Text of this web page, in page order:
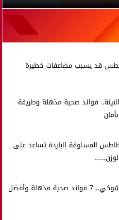
قد يسبب مضاعفات خطيرة
النيئة.. فوائد صحية مذهلة وطريقة
المسلوقة الباردة تساعد على
التين الشوكي.. 7 فوائد صحية مذهلة وأفضل